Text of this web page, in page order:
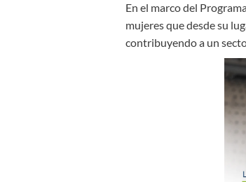
En el marco del
mujeres que desde su
contribuyendo a un